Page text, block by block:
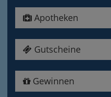
Apotheken
Gutscheine
Gewinnen